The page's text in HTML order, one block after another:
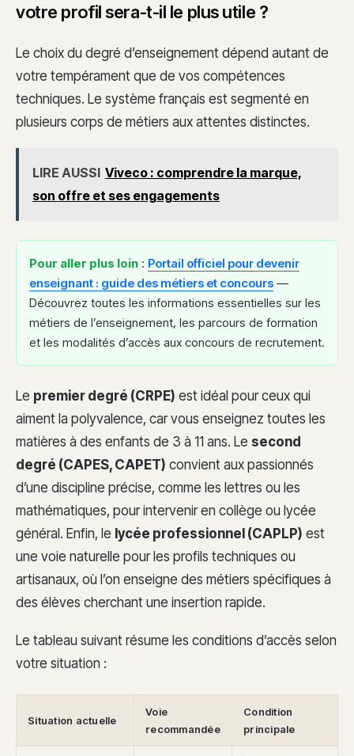
votre profil sera-t-il le plus utile ?
Le choix du degré d’enseignement dépend autant de
votre tempérament que de vos compétences
techniques. Le système français est segmenté en
plusieurs corps de métiers aux attentes distinctes.
LIRE AUSSI Viveco : comprendre la marque,
son offre et ses engagements
Pour aller plus loin : Portail officiel pour devenir
enseignant : guide des métiers et concours —
Découvrez toutes les informations essentielles sur les
métiers de l’enseignement, les parcours de formation
et les modalités d’accès aux concours de recrutement.
Le premier degré (CRPE) est idéal pour ceux qui
aiment la polyvalence, car vous enseignez toutes les
matières à des enfants de 3 à 11 ans. Le second
degré (CAPES, CAPET) convient aux passionnés
d’une discipline précise, comme les lettres ou les
mathématiques, pour intervenir en collège ou lycée
général. Enfin, le lycée professionnel (CAPLP) est
une voie naturelle pour les profils techniques ou
artisanaux, où l’on enseigne des métiers spécifiques à
des élèves cherchant une insertion rapide.
Le tableau suivant résume les conditions d’accès selon
votre situation :
Situation actuelle
Voie
recommandée
Condition
principale